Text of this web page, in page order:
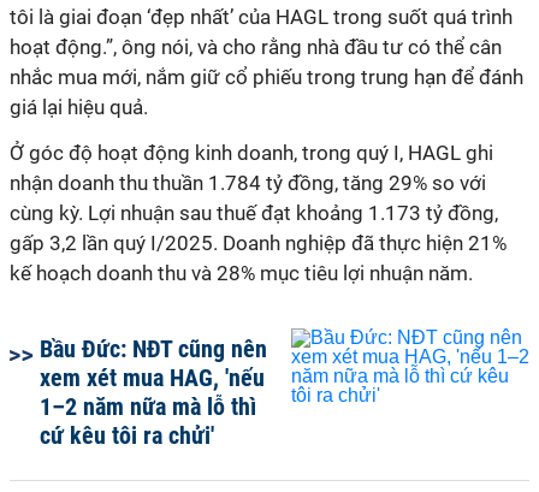
tôi là giai đoạn ‘đẹp nhất’ của HAGL trong suốt quá trình
hoạt động.”, ông nói, và cho rằng nhà đầu tư có thể cân
nhắc mua mới, nắm giữ cổ phiếu trong trung hạn để đánh
giá lại hiệu quả.
Ở góc độ hoạt động kinh doanh, trong quý I, HAGL ghi
nhận doanh thu thuần 1.784 tỷ đồng, tăng 29% so với
cùng kỳ. Lợi nhuận sau thuế đạt khoảng 1.173 tỷ đồng,
gấp 3,2 lần quý I/2025. Doanh nghiệp đã thực hiện 21%
kế hoạch doanh thu và 28% mục tiêu lợi nhuận năm.
Bầu Đức: NĐT cũng nên
xem xét mua HAG, 'nếu
1–2 năm nữa mà lỗ thì
cứ kêu tôi ra chửi'